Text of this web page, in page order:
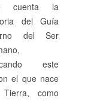
cuenta la
del Guía
del Ser
este
el que nace
como